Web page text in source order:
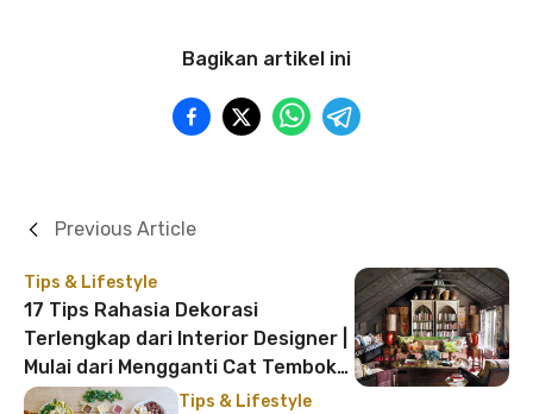
Bagikan artikel ini
Tips & Lifestyle
17 Tips Rahasia Dekorasi
Terlengkap dari Interior Designer |
Mulai dari Mengganti Cat Tembok
sampai Atur Ulang Dekorasi
Previous Article
Tips & Lifestyle